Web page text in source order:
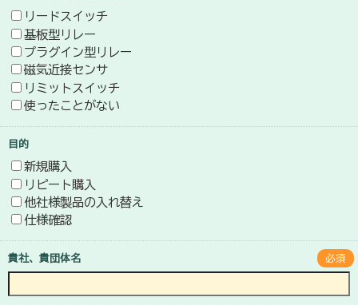
リードスイッチ
基板型リレー
プラグイン型リレー
磁気近接センサ
リミットスイッチ
使ったことがない
目的
新規購入
リピート購入
他社様製品の入れ替え
仕様確認
貴社、貴団体名 必須